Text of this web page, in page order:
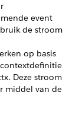
event
de stroom
op basis
Deze stroom
middel van de